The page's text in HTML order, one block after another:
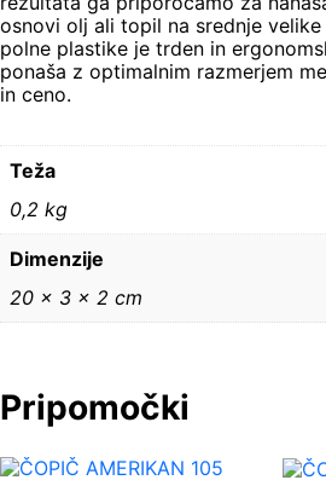
m
m
k
o
l
č
osnovi olj ali topil na srednje
polne plastike je trden in
ponaša z optimalnim razmerjem
in ceno.
Teža
0,2 kg
Dimenzije
20 × 3 × 2 cm
Pripomočki